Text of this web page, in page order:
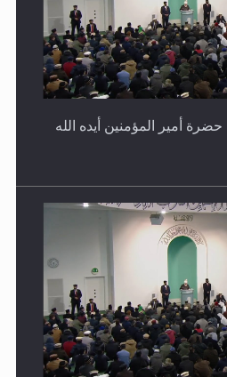
أمير المؤمنين أيده الله